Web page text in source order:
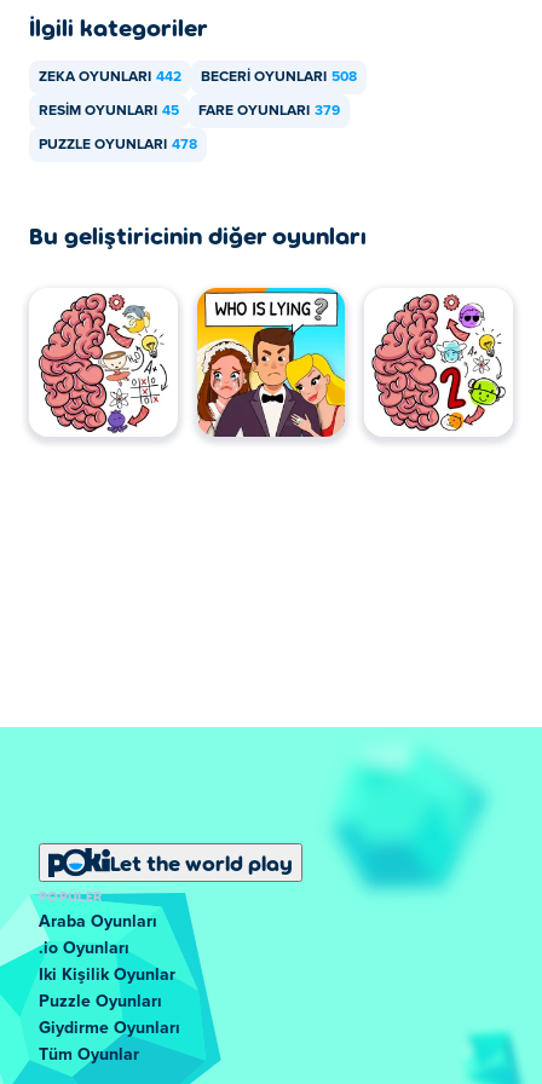
İlgili kategoriler
ZEKA OYUNLARI 442 BECERI OYUNLARI 508
RESIM OYUNLARI 45 FARE OYUNLARI 379
PUZZLE OYUNLARI 478
Bu geliştiricinin diğer oyunları
Let the world play
POPÜLER
Araba Oyunları
.io Oyunları
Iki Kişilik Oyunlar
Puzzle Oyunları
Giydirme Oyunları
Tüm Oyunlar